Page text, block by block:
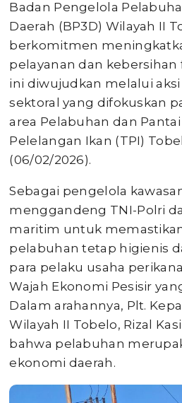
Badan Pengelola
Daerah (BP3D) Wilayah II
berkomitmen
pelayanan dan kebersihan
ini diwujudkan melalui
sektoral yang difokuskan
area Pelabuhan dan
Pelelangan Ikan (TPI)
(06/02/2026).
​Sebagai pengelola
menggandeng TNI-Polri
maritim untuk
pelabuhan tetap higienis
para pelaku usaha
​Wajah Ekonomi Pesisir
​Dalam arahannya, Plt.
Wilayah II Tobelo, Rizal
bahwa pelabuhan
ekonomi daerah.